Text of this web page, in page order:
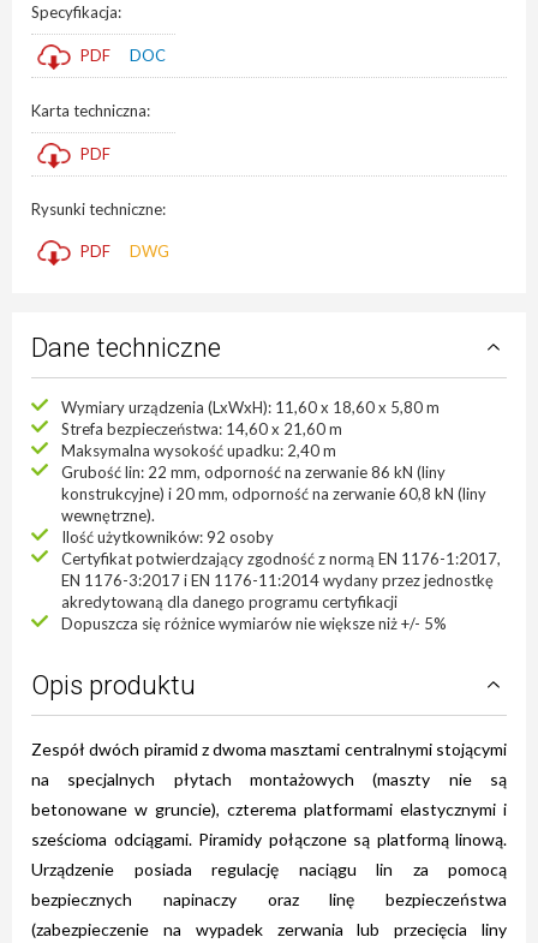
Specyfikacja:
PDF DOC
Karta techniczna:
PDF
Rysunki techniczne:
PDF DWG
Dane techniczne
Wymiary urządzenia (LxWxH): 11,60 x 18,60 x 5,80 m
Strefa bezpieczeństwa: 14,60 x 21,60 m
Maksymalna wysokość upadku: 2,40 m
Grubość lin: 22 mm, odporność na zerwanie 86 kN (liny
konstrukcyjne) i 20 mm, odporność na zerwanie 60,8 kN (liny
wewnętrzne).
Ilość użytkowników: 92 osoby
Certyfikat potwierdzający zgodność z normą EN 1176-1:2017,
EN 1176-3:2017 i EN 1176-11:2014 wydany przez jednostkę
akredytowaną dla danego programu certyfikacji
Dopuszcza się różnice wymiarów nie większe niż +/- 5%
Opis produktu
Zespół dwóch piramid z dwoma masztami centralnymi stojącymi
na specjalnych płytach montażowych (maszty nie są
betonowane w gruncie), czterema platformami elastycznymi i
sześcioma odciągami. Piramidy połączone są platformą linową.
Urządzenie posiada regulację naciągu lin za pomocą
bezpiecznych napinaczy oraz linę bezpieczeństwa
(zabezpieczenie na wypadek zerwania lub przecięcia liny